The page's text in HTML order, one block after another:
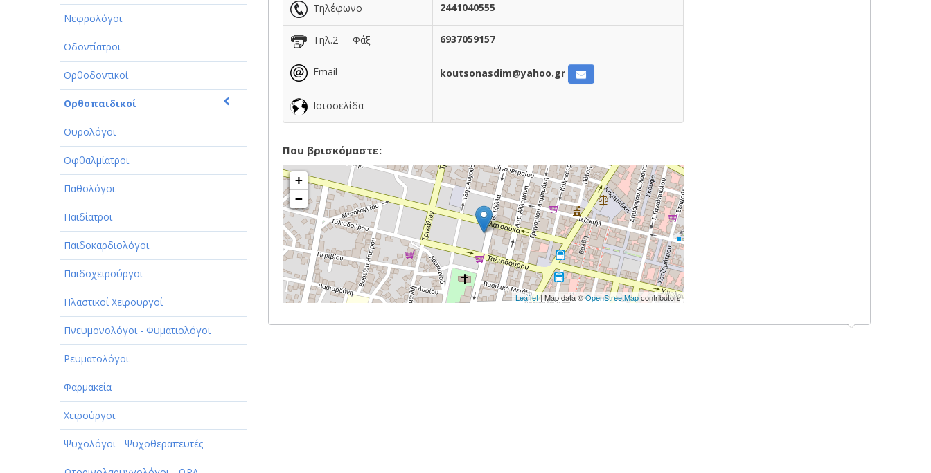
ΤΕΧΝΟΛΟΓΙΑ
ΥΓΕΙΑ - ΙΑΤΡΟΙ
ΦΑΓΗΤΟ
Νεφρολόγοι
Οδοντίατροι
Ορθοδοντικοί
Ορθοπαιδικοί
Ουρολόγοι
Οφθαλμίατροι
Παθολόγοι
Παιδίατροι
Παιδοκαρδιολόγοι
Παιδοχειρούργοι
Πλαστικοί Χειρουργοί
Πνευμονολόγοι - Φυματιολόγοι
Ρευματολόγοι
Φαρμακεία
Χειρούργοι
Ψυχολόγοι - Ψυχοθεραπευτές
Τηλέφωνο 2441040555
Τηλ.2 - Φάξ 6937059157
Email koutsonasdim@yahoo.gr
Ιστοσελίδα
Που βρισκόμαστε:
+
−
Leaflet| Map data ©OpenStreetMapcontributors